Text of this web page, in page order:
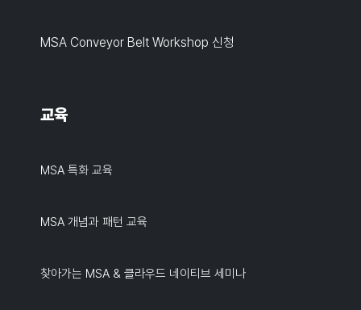
MSA Conveyor Belt Workshop 신청
교육
MSA 특화 교육
MSA 개념과 패턴 교육
찾아가는 MSA & 클라우드 네이티브 세미나